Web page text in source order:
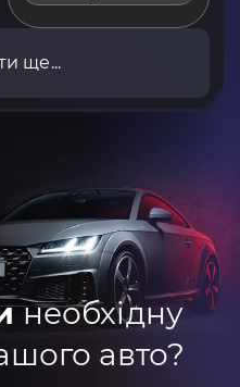
ще...
необхідну
авто?